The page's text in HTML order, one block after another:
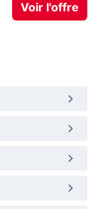
Voir l'offre